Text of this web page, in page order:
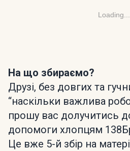
Loading...
На що збираємо?
Друзі, без довгих та
“наскільки важлива
прошу вас долучитись
допомоги хлопцям
Це вже 5-й збір на